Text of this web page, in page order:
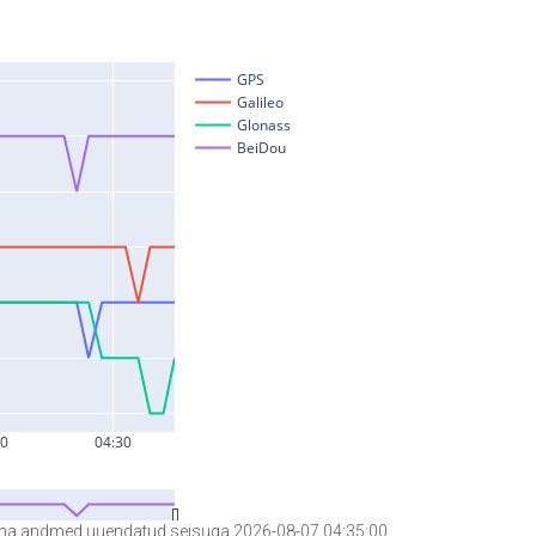
andmed uuendatud seisuga 2026-08-07 04:35:00